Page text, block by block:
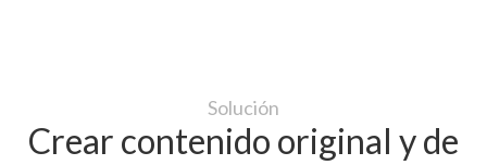
Solución
Crear contenido original y de